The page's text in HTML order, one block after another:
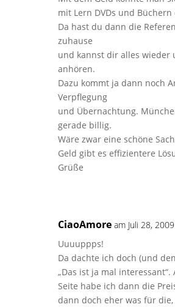
mit Lern DVDs und Büchern
Da hast du dann die
zuhause
und kannst dir alles wieder
anhören.
Dazu kommt ja dann noch
Verpflegung
und Übernachtung.
gerade billig.
Wäre zwar eine schöne
Geld gibt es effizientere
Grüße
CiaoAmore am Juli 28,
Uuuuppps!
Da dachte ich doch (und
„Das ist ja mal
Seite habe ich dann die
dann doch eher was für